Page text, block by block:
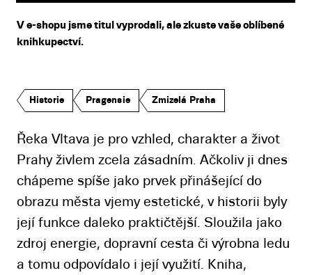
Historie Pragensie Zmizelá Praha
Řeka Vltava je pro vzhled, charakter a život
Prahy živlem zcela zásadním. Ačkoliv ji dnes
chápeme spíše jako prvek přinášející do
obrazu města vjemy estetické, v historii byly
její funkce daleko praktičtější. Sloužila jako
zdroj energie, dopravní cesta či výrobna ledu
a tomu odpovídalo i její využití. Kniha,
V e-shopu jsme titul vyprodali, ale zkuste vaše oblíbené
knihkupectví.